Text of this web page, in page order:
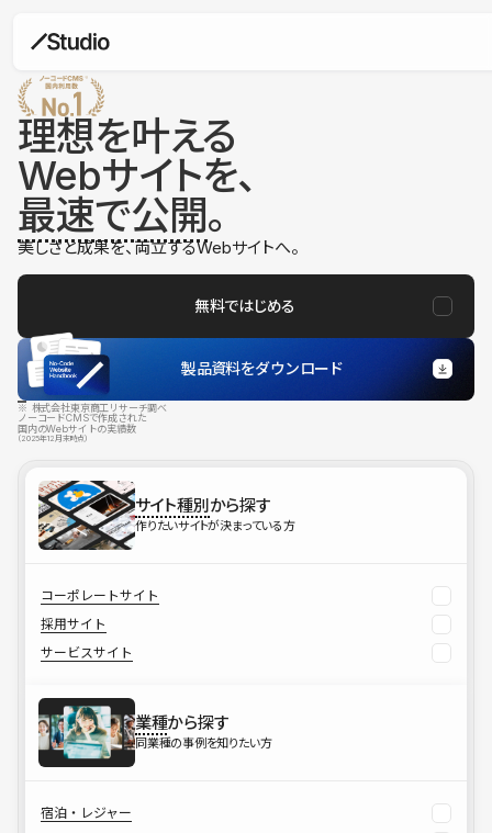
理想を叶える
Webサイトを、
最速で公開。
美しさと成果を、両立するWebサイトへ。
無料ではじめる
製品資料をダウンロード
※ 株式会社東京商工リサーチ調べ
ノーコードCMSで作成された
国内のWebサイトの実績数
（2025年12月末時点）
サイト種別から探す
作りたいサイトが決まっている方
コーポレートサイト
採用サイト
サービスサイト
業種から探す
同業種の事例を知りたい方
宿泊・レジャー